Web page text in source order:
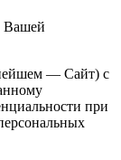
Вашей
— Сайт) с
при